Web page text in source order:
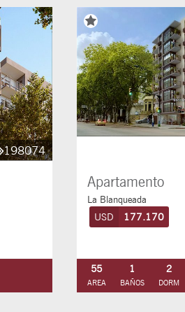
198074
Apartamento
La Blanqueada
USD 177.170
55
AREA
1
BAÑOS
2
DORM